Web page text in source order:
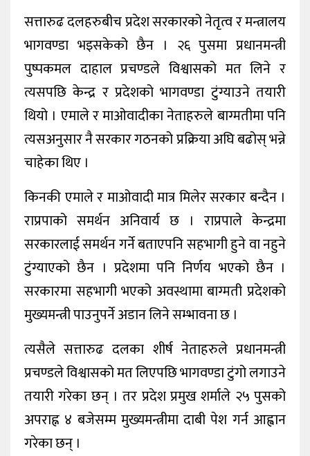
सत्तारुढ दलहरुबीच प्रदेश सरकारको नेतृत्व र मन्त्रालय
भागवण्डा भइसकेको छैन । २६ पुसमा प्रधानमन्त्री
पुष्पकमल दाहाल प्रचण्डले विश्वासको मत लिने र
त्यसपछि केन्द्र र प्रदेशको भागवण्डा टुंग्याउने तयारी
थियो । एमाले र माओवादीका नेताहरुले बाग्मतीमा पनि
त्यसअनुसार नै सरकार गठनको प्रक्रिया अघि बढोस् भन्ने
चाहेका थिए ।
किनकी एमाले र माओवादी मात्र मिलेर सरकार बन्दैन ।
राप्रपाको समर्थन अनिवार्य छ । राप्रपाले केन्द्रमा
सरकारलाई समर्थन गर्ने बताएपनि सहभागी हुने वा नहुने
टुंग्याएको छैन । प्रदेशमा पनि निर्णय भएको छैन ।
सरकारमा सहभागी भएको अवस्थामा बाग्मती प्रदेशको
मुख्यमन्त्री पाउनुपर्ने अडान लिने सम्भावना छ ।
त्यसैले सत्तारुढ दलका शीर्ष नेताहरुले प्रधानमन्त्री
प्रचण्डले विश्वासको मत लिएपछि भागवण्डा टुंगो लगाउने
तयारी गरेका छन् । तर प्रदेश प्रमुख शर्माले २५ पुसको
अपराह्न ४ बजेसम्म मुख्यमन्त्रीमा दाबी पेश गर्न आह्वान
गरेका छन् ।